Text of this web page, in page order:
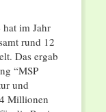
im Jahr
rund 12
Das ergab
“MSP
und
Millionen